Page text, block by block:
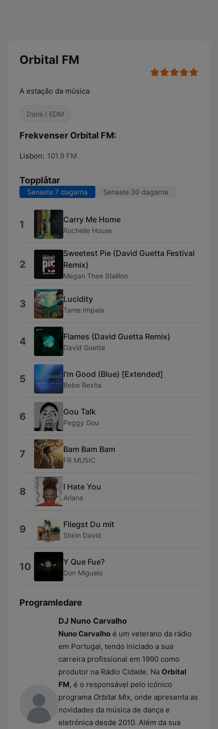
Orbital FM
A estação da música
Dans / EDM
Frekvenser Orbital FM:
Lisbon: 101.9 FM
Topplåtar
Senaste 7 dagarna Senaste 30 dagarna
1 Carry Me Home
Rochelle House
2
Sweetest Pie (David Guetta Festival
Remix)
Megan Thee Stallion
3 Lucidity
Tame Impala
4 Flames (David Guetta Remix)
David Guetta
5 I'm Good (Blue) [Extended]
Bebe Rexha
6 Gou Talk
Peggy Gou
7 Bam Bam Bam
FR MUSIC
8 I Hate You
Ariana
9 Fliegst Du mit
Shirin David
10 Y Que Fue?
Don Miguelo
Programledare
DJ Nuno Carvalho
Nuno Carvalho é um veterano da rádio
em Portugal, tendo iniciado a sua
carreira profissional em 1990 como
produtor na Rádio Cidade. Na Orbital
FM, é o responsável pelo icónico
programa Orbital Mix, onde apresenta as
novidades da música de dança e
eletrónica desde 2010. Além da sua